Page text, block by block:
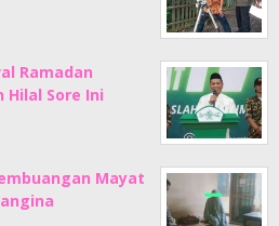
Ramadan
Hilal Sore Ini
Mayat